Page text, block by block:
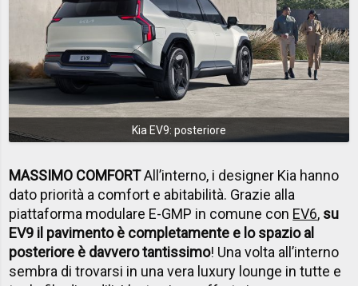
Kia EV9: posteriore
MASSIMO COMFORTAll’interno, i designer Kia hanno
dato priorità a comfort e abitabilità. Grazie alla
piattaforma modulare E-GMP in comune con EV6, su
EV9 il pavimento è completamente e lo spazio al
posteriore è davvero tantissimo! Una volta all’interno
sembra di trovarsi in una vera luxury lounge in tutte e